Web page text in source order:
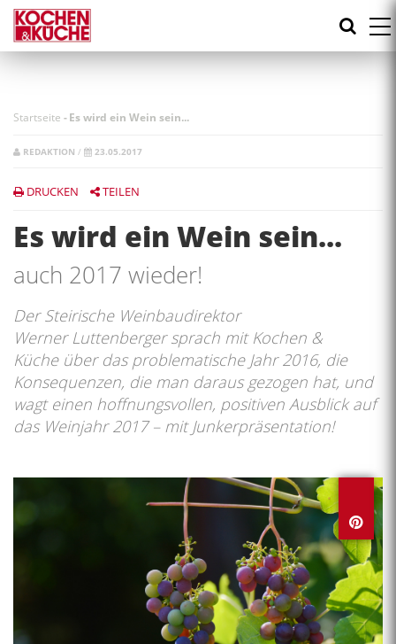
Direkt
zum
Inhalt
Startseite -Es wird ein Wein sein...
REDAKTION / 23.05.2017
DRUCKEN TEILEN
Es wird ein Wein sein...
auch 2017 wieder!
Der Steirische Weinbaudirektor
Werner Luttenberger sprach mit Kochen &
Küche über das problematische Jahr 2016, die
Konsequenzen, die man daraus gezogen hat, und
wagt einen hoffnungsvollen, positiven Ausblick auf
das Weinjahr 2017 – mit Junkerpräsentation!